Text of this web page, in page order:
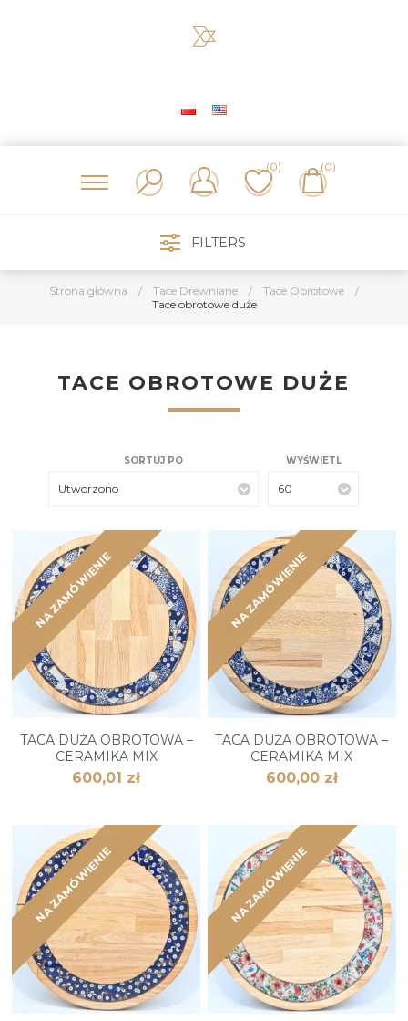
(0) (0)
FILTERS
Strona główna / Tace Drewniane / Tace Obrotowe
/
Tace obrotowe duże
TACE OBROTOWE DUŻE
SORTUJ PO
Utworzono
WYŚWIETL
60
NA ZAMÓWIENIE
TACA DUŻA OBROTOWA –
CERAMIKA MIX
600,01 zł
NA ZAMÓWIENIE
TACA DUŻA OBROTOWA –
CERAMIKA MIX
600,00 zł
NA ZAMÓWIENIE NA ZAMÓWIENIE